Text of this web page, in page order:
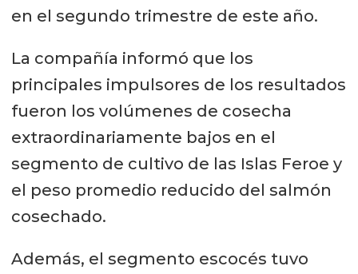
en el segundo trimestre de este año.
La compañía informó que los
principales impulsores de los resultados
fueron los volúmenes de cosecha
extraordinariamente bajos en el
segmento de cultivo de las Islas Feroe y
el peso promedio reducido del salmón
cosechado.
Además, el segmento escocés tuvo